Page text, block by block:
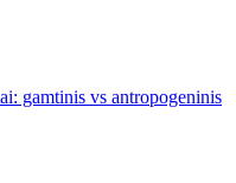
gamtinis vs antropogeninis